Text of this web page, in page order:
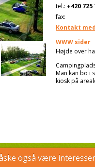
tel.: +420 725
fax:
Kontakt
WWW sider
Højde over
Man kan bo i
kiosk på
også være